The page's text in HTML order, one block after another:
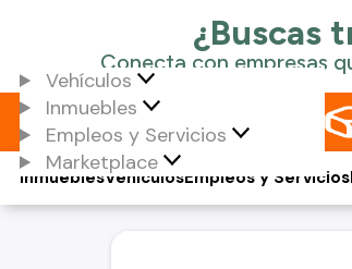
Vehículos
Inmuebles
Empleos y Servicios
Marketplace
Vehículos
Inmuebles Empleos y Servicios